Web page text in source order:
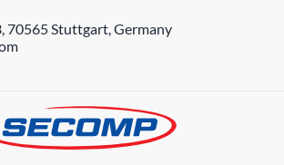
70565 Stuttgart, Germany